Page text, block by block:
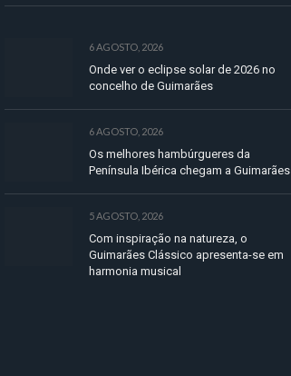
6 AGOSTO, 2026
Onde ver o eclipse solar de 2026 no
concelho de Guimarães
6 AGOSTO, 2026
Os melhores hambúrgueres da
Península Ibérica chegam a Guimarães
5 AGOSTO, 2026
Com inspiração na natureza, o
Guimarães Clássico apresenta-se em
harmonia musical